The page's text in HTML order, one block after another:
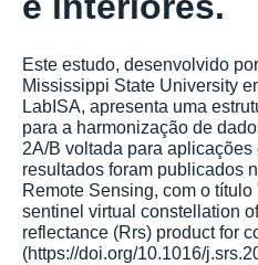
Este estudo, desenvolvido
Mississippi State University
LabISA, apresenta uma
para a harmonização de
2A/B voltada para
resultados foram publicados
Remote Sensing, com o
sentinel virtual constellation
reflectance (Rrs) product for
(https://doi.org/10.1016/